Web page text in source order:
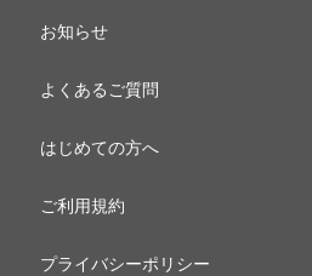
お知らせ
よくあるご質問
はじめての方へ
ご利用規約
プライバシーポリシー